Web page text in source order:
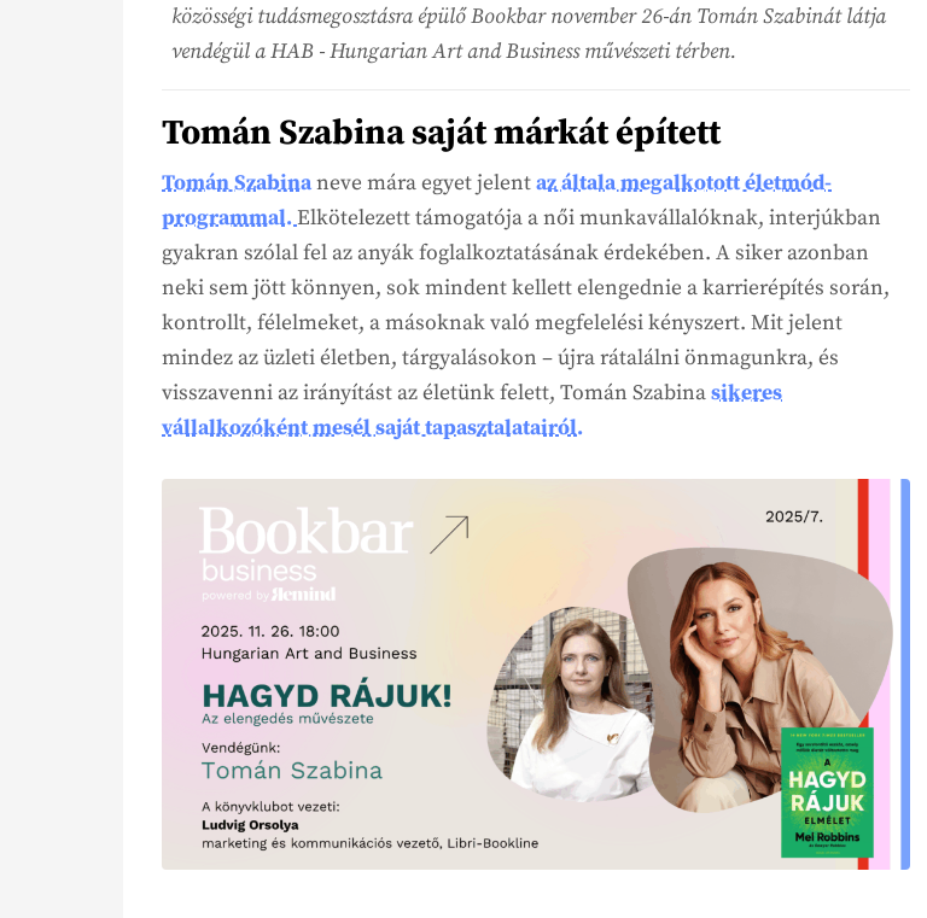
közösségi tudásmegosztásra épülő Bookbar november 26-án Tomán Szabinát látja
vendégül a HAB - Hungarian Art and Business művészeti térben.
Tomán Szabina saját márkát épített
Tomán Szabinaneve mára egyet jelentaz általa megalkotott életmód-
programmal.Elkötelezett támogatója a női munkavállalóknak, interjúkban
gyakran szólal fel az anyák foglalkoztatásának érdekében. A siker azonban
neki sem jött könnyen, sok mindent kellett elengednie a karrierépítés során,
kontrollt, félelmeket, a másoknak való megfelelési kényszert. Mit jelent
mindez az üzleti életben, tárgyalásokon – újra rátalálni önmagunkra, és
visszavenni az irányítást az életünk felett, Tomán Szabinasikeres
vállalkozóként mesél saját tapasztalatairól.